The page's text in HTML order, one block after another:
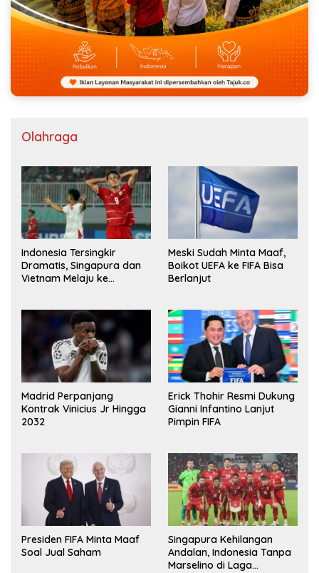
Olahraga
Indonesia Tersingkir
Dramatis, Singapura dan
Vietnam Melaju ke
Meski Sudah Minta Maaf,
Boikot UEFA ke FIFA Bisa
Berlanjut
Madrid Perpanjang
Kontrak Vinicius Jr Hingga
2032
Erick Thohir Resmi Dukung
Gianni Infantino Lanjut
Pimpin FIFA
Presiden FIFA Minta Maaf
Soal Jual Saham
Singapura Kehilangan
Andalan, Indonesia Tanpa
Marselino di Laga